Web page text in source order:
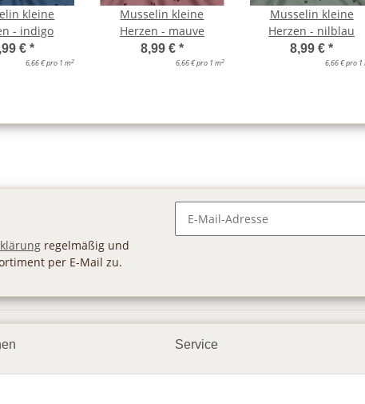
kleine
- indigo
€ *
6,66 € pro 1 m2
Musselin kleine
Herzen - mauve
8,99 € *
6,66 € pro 1 m2
Musselin kleine
Herzen - nilblau
8,99 €*
6,66 € pro 1
regelmäßig und
per E-Mail zu.
Service